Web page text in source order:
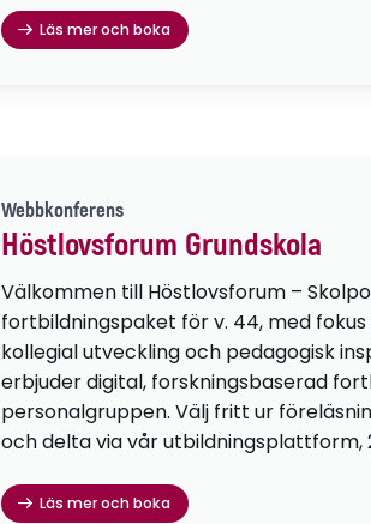
Läs mer och boka
Webbkonferens
Höstlovsforum Grundskola
Välkommen till Höstlovsforum –
fortbildningspaket för v. 44, med
kollegial utveckling och pedagogisk
erbjuder digital, forskningsbaserad
personalgruppen. Välj fritt ur
och delta via vår utbildningsplattform,
Läs mer och boka